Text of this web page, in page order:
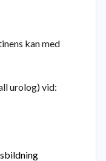
kan med
urolog) vid: